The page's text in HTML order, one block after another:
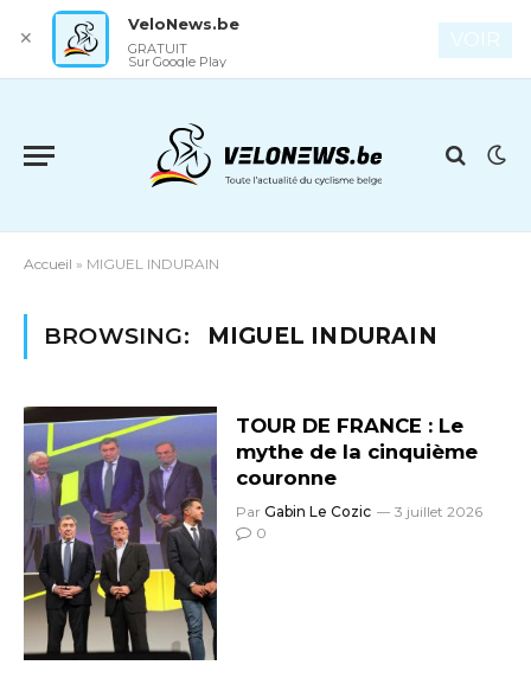
Accueil » MIGUEL INDURAIN
BROWSING: MIGUEL INDURAIN
TOUR DE FRANCE : Le
mythe de la cinquième
couronne
Par Gabin Le Cozic
3 juillet 2026
0
✕
VeloNews.be
GRATUIT
Sur Google Play
VOIR